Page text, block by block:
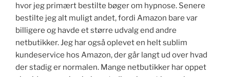
hvor jeg primært bestilte bøger om hypnose. Senere
bestilte jeg alt muligt andet, fordi Amazon bare var
billigere og havde et større udvalg end andre
netbutikker. Jeg har også oplevet en helt sublim
kundeservice hos Amazon, der går langt ud over hvad
der stadig er normalen. Mange netbutikker har oppet